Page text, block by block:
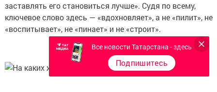
заставлять его становиться лучше». Судя по всему,
ключевое слово здесь — «вдохновляет», а не «пилит», не
«воспитывает», не «пинает» и не «строит».
Все новости Татарстана - здесь
Подпишитесь